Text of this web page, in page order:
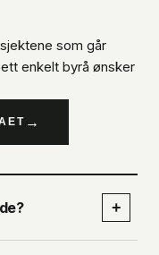
som går
enkelt byrå ønsker
→
+